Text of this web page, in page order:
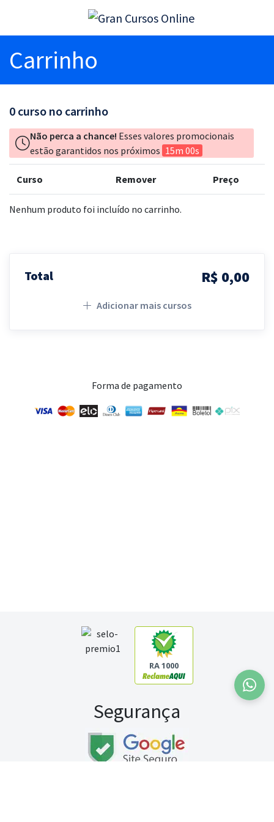
Carrinho
0 curso no carrinho
Não perca a chance! Esses valores promocionais
estão garantidos nos próximos 15m 00s
Curso Remover Preço
Nenhum produto foi incluído no carrinho.
Total R$ 0,00
Adicionar mais cursos
Forma de pagamento
RA 1000
Segurança